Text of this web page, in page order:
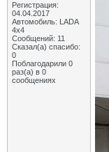
Регистрация:
04.04.2017
Автомобиль: LADA
4x4
Сообщений: 11
Сказал(а) спасибо:
0
Поблагодарили 0
раз(а) в 0
сообщениях